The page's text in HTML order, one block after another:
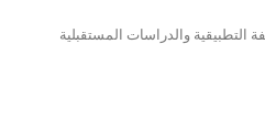
والدراسات المستقبلية